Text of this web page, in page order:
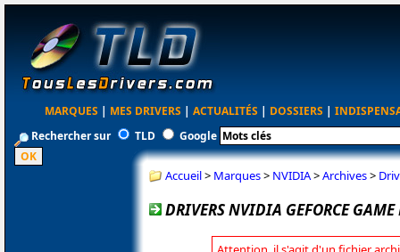
MARQUES | MES DRIVERS | ACTUALITÉS | DOSSIERS |
Rechercher sur
TLD Google
Accueil> Marques> NVIDIA>Archives>
DRIVERS NVIDIA GEFORCE